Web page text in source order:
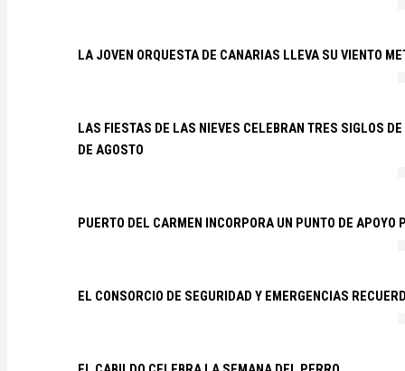
LA JOVEN ORQUESTA DE CANARIAS LLEVA SU VIENTO
LAS FIESTAS DE LAS NIEVES CELEBRAN TRES SIGLOS
DE AGOSTO
PUERTO DEL CARMEN INCORPORA UN PUNTO DE
EL CONSORCIO DE SEGURIDAD Y EMERGENCIAS